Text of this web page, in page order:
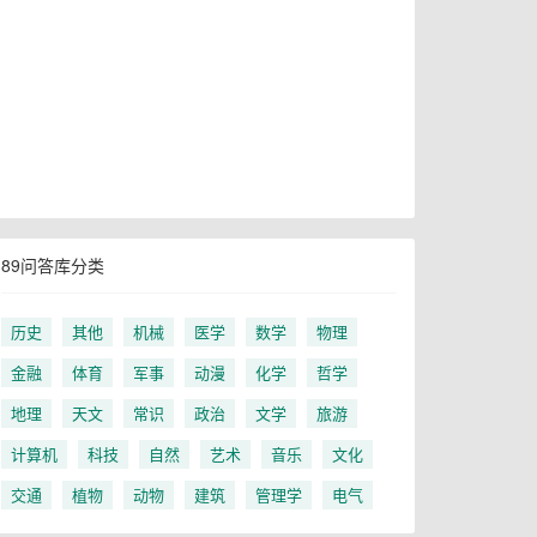
89问答库分类
历史 其他 机械 医学 数学
物理
金融
体育 军事 动漫 化学
哲学
地理
天文 常识 政治 文学
旅游
计算机
科技 自然 艺术 音乐
文化
交通
植物 动物 建筑 管理学 电气